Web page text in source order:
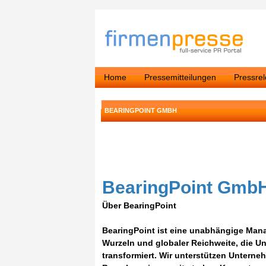
Home Pressemitteilungen
BEARINGPOINT GMBH
BearingPoint
Über BearingPoint
BearingPoint ist eine unabhängige
Wurzeln und globaler Reichweite, die
transformiert. Wir unterstützen